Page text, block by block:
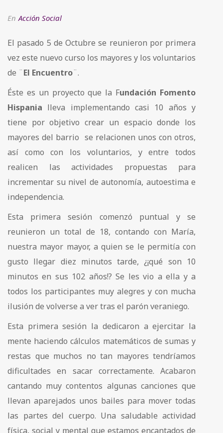
En Acción Social
El pasado 5 de Octubre se reunieron por primera
vez este nuevo curso los mayores y los voluntarios
de ¨El Encuentro¨.
Éste es un proyecto que la Fundación Fomento
Hispania lleva implementando casi 10 años y
tiene por objetivo crear un espacio donde los
mayores del barrio se relacionen unos con otros,
así como con los voluntarios, y entre todos
realicen las actividades propuestas para
incrementar su nivel de autonomía, autoestima e
independencia.
Esta primera sesión comenzó puntual y se
reunieron un total de 18, contando con María,
nuestra mayor mayor, a quien se le permitía con
gusto llegar diez minutos tarde, ¿¡qué son 10
minutos en sus 102 años!? Se les vio a ella y a
todos los participantes muy alegres y con mucha
ilusión de volverse a ver tras el parón veraniego.
Esta primera sesión la dedicaron a ejercitar la
mente haciendo cálculos matemáticos de sumas y
restas que muchos no tan mayores tendríamos
dificultades en sacar correctamente. Acabaron
cantando muy contentos algunas canciones que
llevan aparejados unos bailes para mover todas
las partes del cuerpo. Una saludable actividad
física, social y mental que estamos encantados de